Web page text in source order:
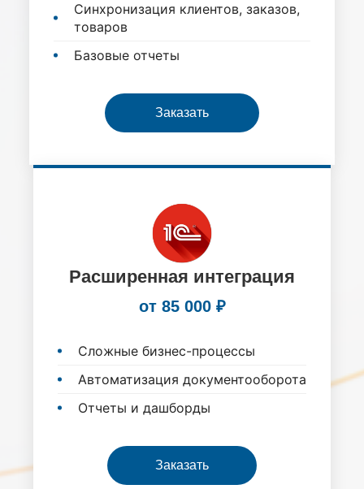
Синхронизация клиентов, заказов,
товаров
Базовые отчеты
Заказать
Расширенная интеграция
от 85 000 ₽
Сложные бизнес-процессы
Автоматизация документооборота
Отчеты и дашборды
Заказать